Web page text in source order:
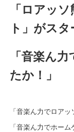
「ロアッ
ト」がス
「音楽ん
たか！」
「音楽ん力でロア
「音楽ん力でホー